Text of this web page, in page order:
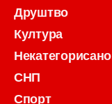
Друштво
Култура
Некатегорисано
СНП
Спорт